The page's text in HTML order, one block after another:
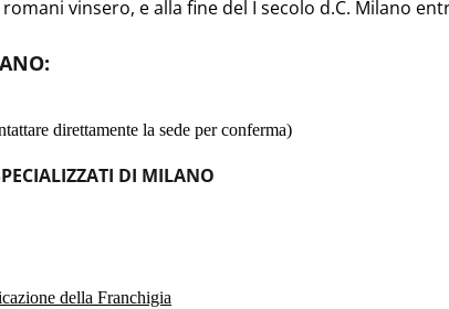
vinsero, e alla fine del I secolo d.C. Milano
:
direttamente la sede per conferma)
DI MILANO
della Franchigia